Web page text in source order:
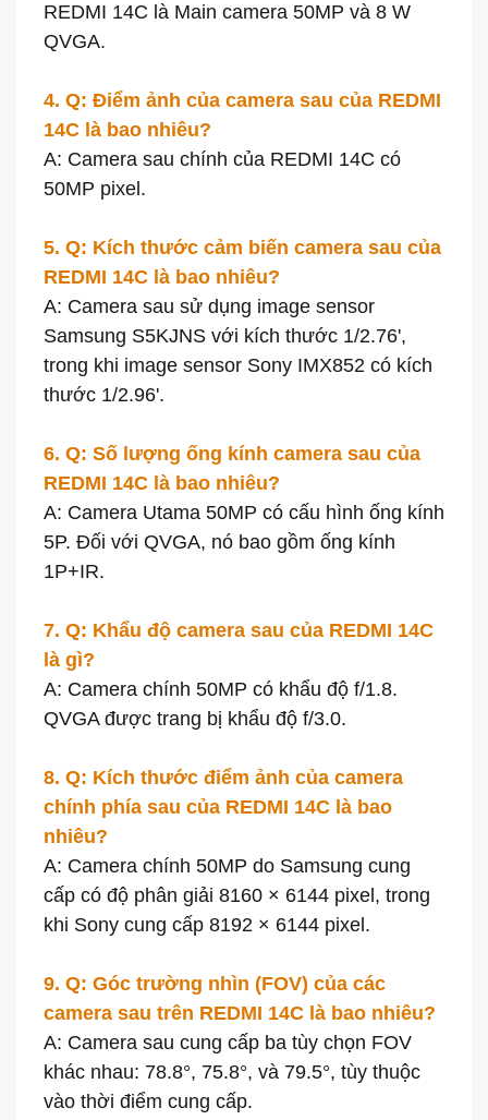
REDMI 14C là Main camera 50MP và 8 W
QVGA.
4. Q: Điểm ảnh của camera sau của REDMI
14C là bao nhiêu?
A: Camera sau chính của REDMI 14C có
50MP pixel.
5. Q: Kích thước cảm biến camera sau của
REDMI 14C là bao nhiêu?
A: Camera sau sử dụng image sensor
Samsung S5KJNS với kích thước 1/2.76',
trong khi image sensor Sony IMX852 có kích
thước 1/2.96'.
6. Q: Số lượng ống kính camera sau của
REDMI 14C là bao nhiêu?
A: Camera Utama 50MP có cấu hình ống kính
5P. Đối với QVGA, nó bao gồm ống kính
1P+IR.
7. Q: Khẩu độ camera sau của REDMI 14C
là gì?
A: Camera chính 50MP có khẩu độ f/1.8.
QVGA được trang bị khẩu độ f/3.0.
8. Q: Kích thước điểm ảnh của camera
chính phía sau của REDMI 14C là bao
nhiêu?
A: Camera chính 50MP do Samsung cung
cấp có độ phân giải 8160 × 6144 pixel, trong
khi Sony cung cấp 8192 × 6144 pixel.
9. Q: Góc trường nhìn (FOV) của các
camera sau trên REDMI 14C là bao nhiêu?
A: Camera sau cung cấp ba tùy chọn FOV
khác nhau: 78.8°, 75.8°, và 79.5°, tùy thuộc
vào thời điểm cung cấp.